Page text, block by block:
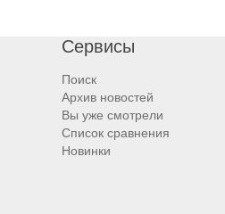
Сервисы
Поиск
Архив новостей
Вы уже смотрели
Список сравнения
Новинки